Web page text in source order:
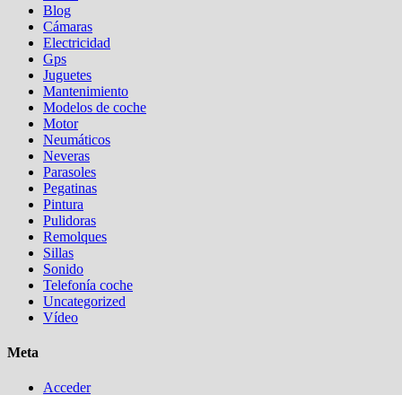
Blog
Cámaras
Electricidad
Gps
Juguetes
Mantenimiento
Modelos de coche
Motor
Neumáticos
Neveras
Parasoles
Pegatinas
Pintura
Pulidoras
Remolques
Sillas
Sonido
Telefonía coche
Uncategorized
Vídeo
Meta
Acceder